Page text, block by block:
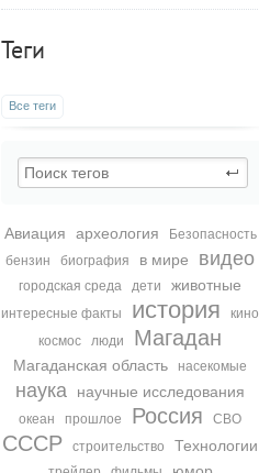
Теги
Все теги
Авиация археология
Безопасность
бензин
биография в мире видео
городская среда дети животные
интересные факты история
кино
космос
люди Магадан
Магаданская область насекомые
наука научные исследования
океан прошлое Россия СВО
СССР строительство Технологии